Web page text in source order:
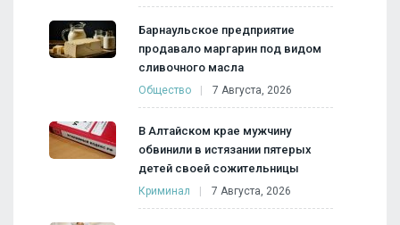
Барнаульское предприятие
продавало маргарин под видом
сливочного масла
Общество 7 Августа, 2026
В Алтайском крае мужчину
обвинили в истязании пятерых
детей своей сожительницы
Криминал 7 Августа, 2026